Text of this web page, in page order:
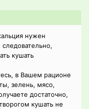
нужен
кушать
в Вашем рационе
зелень, мясо,
достаточно,
кушать не